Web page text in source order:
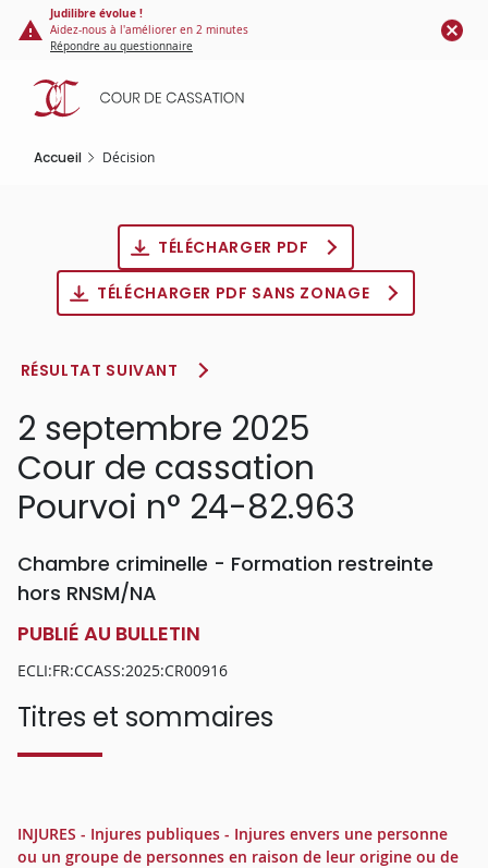
Panneau de gestion des cookies
contenu
principal
Judilibre évolue !
Aidez-nous à l'améliorer en 2 minutes
Répondre au questionnaire
Accueil Décision
TÉLÉCHARGER PDF
TÉLÉCHARGER PDF SANS ZONAGE
RÉSULTAT SUIVANT
2 septembre 2025
Cour de cassation
Pourvoi n° 24-82.963
Chambre criminelle - Formation restreinte
hors RNSM/NA
PUBLIÉ AU BULLETIN
ECLI:FR:CCASS:2025:CR00916
Titres et sommaires
INJURES - Injures publiques - Injures envers une personne
ou un groupe de personnes en raison de leur origine ou de